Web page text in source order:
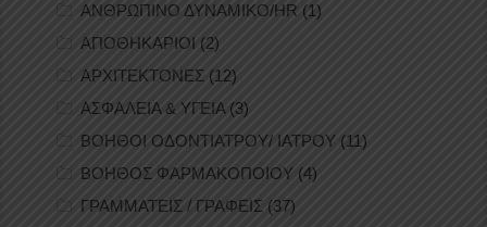
ΑΝΘΡΩΠΙΝΟ ΔΥΝΑΜΙΚΟ/HR (1)
ΑΠΟΘΗΚΑΡΙΟΙ (2)
ΑΡΧΙΤΕΚΤΟΝΕΣ (12)
ΑΣΦΑΛΕΙΑ & ΥΓΕΙΑ(3)
ΒΟΗΘΟΙ ΟΔΟΝΤΙΑΤΡΟΥ/ ΙΑΤΡΟΥ (11)
ΒΟΗΘΟΣ ΦΑΡΜΑΚΟΠΟΙΟΥ (4)
ΓΡΑΜΜΑΤΕΙΣ / ΓΡΑΦΕΙΣ (37)